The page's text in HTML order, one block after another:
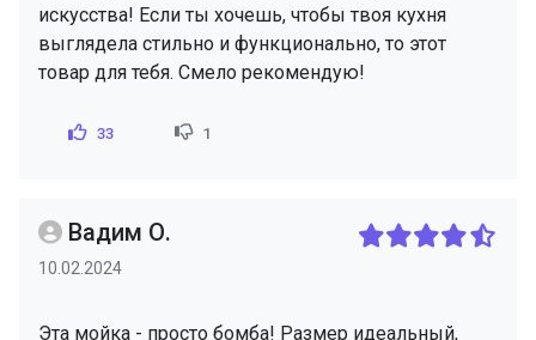
искусства! Если ты хочешь, чтобы твоя кухня
выглядела стильно и функционально, то этот
товар для тебя. Смело рекомендую!
33 1
Вадим О.
10.02.2024
Эта мойка - просто бомба! Размер идеальный,